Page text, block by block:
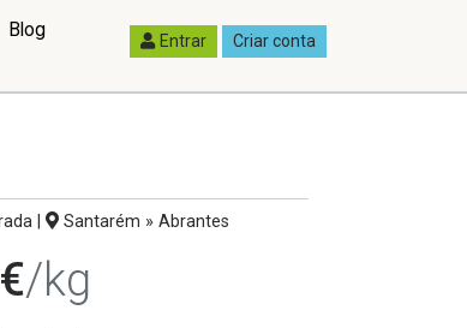
Blog Entrar Criar conta
| Santarém » Abrantes
/kg